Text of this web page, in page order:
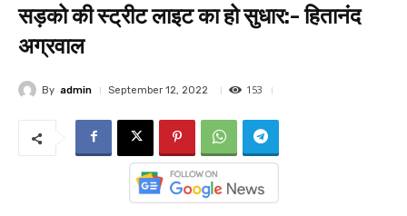
सड़को की स्ट्रीट लाइट का हो सुधार:- हितानंद
अग्रवाल
By admin September 12, 2022 153